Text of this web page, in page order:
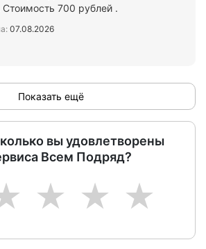
Стоимость 700 рублей .
07.08.2026
Показать ещё
вы удовлетворены
Всем Подряд?
5
4
3